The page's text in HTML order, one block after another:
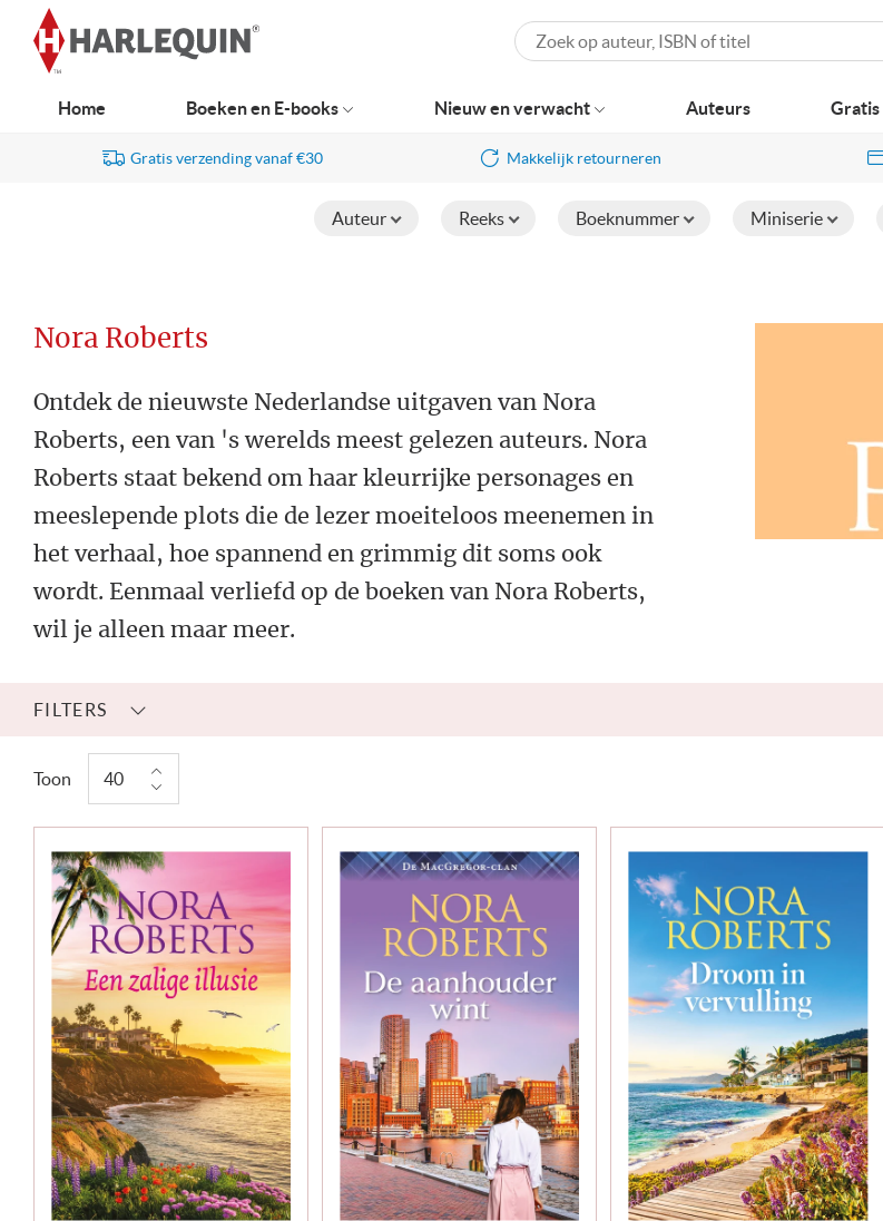
navigatie
Gratis verzending vanaf €30 Makkelijk retourneren
Auteur Reeks Boeknummer Miniserie
Nora Roberts
Ontdek de nieuwste Nederlandse uitgaven van Nora
Roberts, een van 's werelds meest gelezen auteurs. Nora
Roberts staat bekend om haar kleurrijke personages en
meeslepende plots die de lezer moeiteloos meenemen in
het verhaal, hoe spannend en grimmig dit soms ook
wordt. Eenmaal verliefd op de boeken van Nora Roberts,
wil je alleen maar meer.
FILTERS
Toon
Zoeken
Home Boeken en E-books Nieuw en verwacht Auteurs Gratis